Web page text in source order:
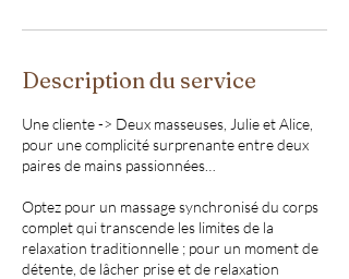
Description du service
Une cliente -> Deux masseuses, Julie et Alice,
pour une complicité surprenante entre deux
paires de mains passionnées…
Optez pour un massage synchronisé du corps
complet qui transcende les limites de la
relaxation traditionnelle ; pour un moment de
détente, de lâcher prise et de relaxation